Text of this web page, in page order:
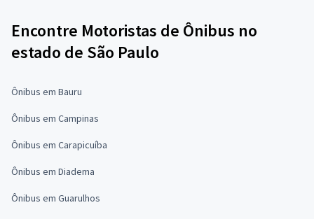
Encontre Motoristas de Ônibus no
estado de São Paulo
Ônibus em Bauru
Ônibus em Campinas
Ônibus em Carapicuíba
Ônibus em Diadema
Ônibus em Guarulhos